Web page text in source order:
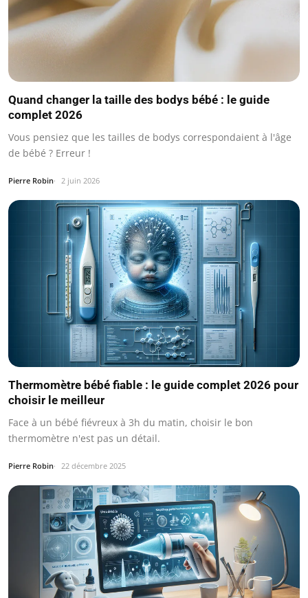
Quand changer la taille des bodys bébé : le guide
complet 2026
Vous pensiez que les tailles de bodys correspondaient à l'âge
de bébé ? Erreur !
Pierre Robin 2 juin 2026
Thermomètre bébé fiable : le guide complet 2026 pour
choisir le meilleur
Face à un bébé fiévreux à 3h du matin, choisir le bon
thermomètre n'est pas un détail.
Pierre Robin 22 décembre 2025